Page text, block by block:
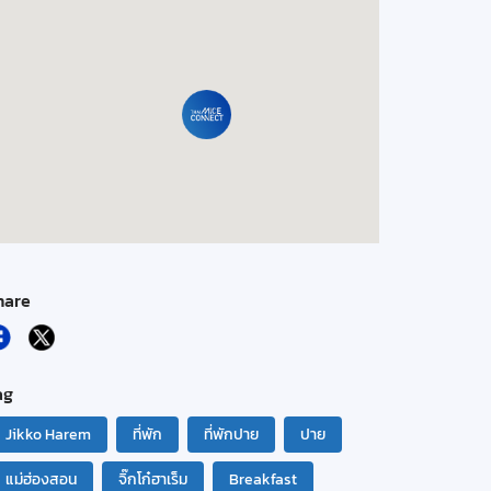
Jikko Harem ที่พัก ที่พักปาย
ปาย
แม่ฮ่องสอน
จิ๊กโก๋ฮาเร็ม Breakfast